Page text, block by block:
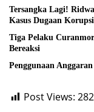
Tersangka Lagi!
Kasus Dugaan
Tiga Pelaku
Bereaksi
Penggunaan
Post Views: 282